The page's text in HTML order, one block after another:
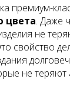
премиум-
цвета. Даже
не
свойство
не теряют